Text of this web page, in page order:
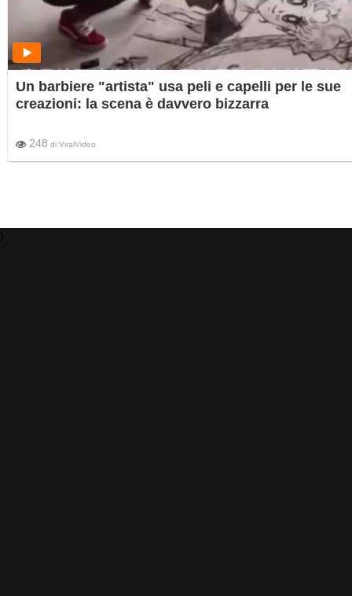
Un barbiere "artista" usa peli e capelli per le sue
creazioni: la scena è davvero bizzarra
248 di ViralVideo